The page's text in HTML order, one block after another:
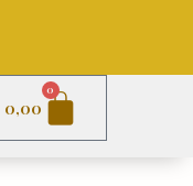
0,00
0
Carrito